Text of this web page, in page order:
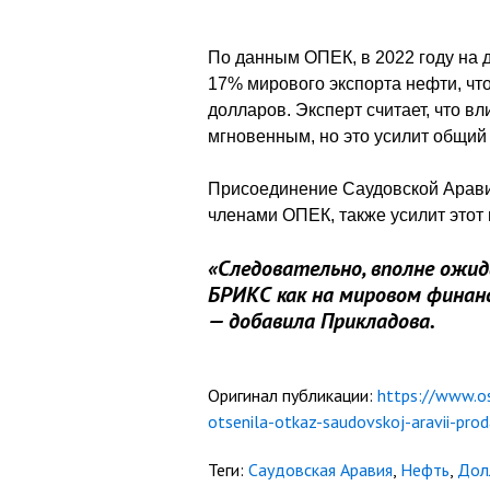
По данным ОПЕК, в 2022 году на
17% мирового экспорта нефти,
долларов. Эксперт считает, что
мгновенным, но это усилит общий
Присоединение Саудовской
членами ОПЕК, также усилит этот
«Следовательно, вполне
БРИКС как на мировом
— добавила Прикладова.
Оригинал публикации: https://
otsenila-otkaz-saudovskoj-aravii-
Теги: Саудовская Аравия, Нефть,